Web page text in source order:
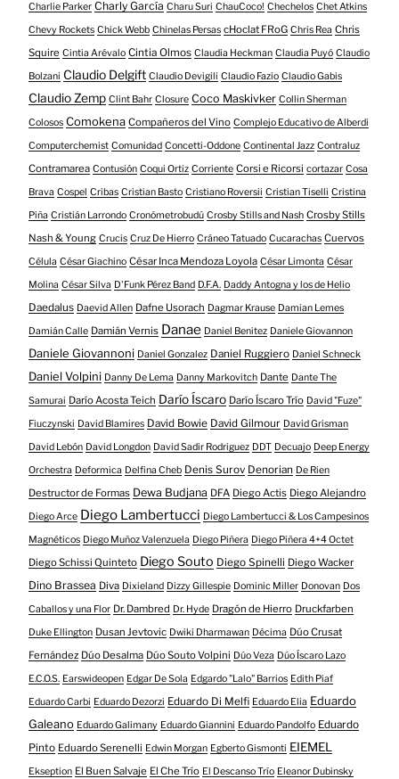
Charlie Parker Charly García Charu Suri ChauCoco! Chechelos Chet Atkins
Chevy Rockets Chick Webb Chinelas Persas cHoclat FRoG Chris Rea Chris
Squire Cintia Arévalo Cintia Olmos Claudia Heckman Claudia Puyó Claudio
Bolzani Claudio Delgift Claudio Devigili Claudio Fazio Claudio Gabis
Claudio Zemp Clint Bahr Closure Coco Maskivker Collin Sherman
Colosos Comokena Compañeros del Vino Complejo Educativo de Alberdi
Computerchemist Comunidad Concetti-Oddone Continental Jazz Contraluz
Contramarea Contusión Coqui Ortiz Corriente Corsi e Ricorsi cortazar Cosa
Brava Cospel Cribas Cristian Basto Cristiano Roversii Cristian Tiselli Cristina
Piña Cristián Larrondo Cronómetrobudú Crosby Stills and Nash Crosby Stills
Nash & Young Crucis Cruz De Hierro Cráneo Tatuado Cucarachas Cuervos
Célula César Giachino César Inca Mendoza Loyola César Limonta César
Molina César Silva D'Funk Pérez Band D.F.A. Daddy Antogna y los de Helio
Daedalus Daevid Allen Dafne Usorach Dagmar Krause Damian Lemes
Damián Calle Damián Vernis Danae Daniel Benitez Daniele Giovannon
Daniele Giovannoni Daniel Gonzalez Daniel Ruggiero Daniel Schneck
Daniel Volpini Danny De Lema Danny Markovitch Dante Dante The
Samurai Darío Acosta Teich Darío Íscaro Darío Íscaro Trío David "Fuze"
Fiuczynski David Blamires David Bowie David Gilmour David Grisman
David Lebón David Longdon David Sadir Rodriguez DDT Decuajo Deep Energy
Orchestra Deformica Delfina Cheb Denis Surov Denorian De Rien
Destructor de Formas Dewa Budjana DFA Diego Actis Diego Alejandro
Diego Arce Diego Lambertucci Diego Lambertucci & Los Campesinos
Magnéticos Diego Muñoz Valenzuela Diego Piñera Diego Piñera 4+4 Octet
Diego Schissi Quinteto Diego Souto Diego Spinelli Diego Wacker
Dino Brassea Diva Dixieland Dizzy Gillespie Dominic Miller Donovan Dos
Caballos y una Flor Dr. Dambred Dr. Hyde Dragón de Hierro Druckfarben
Duke Ellington Dusan Jevtovic Dwiki Dharmawan Décima Dúo Crusat
Fernández Dúo Desalma Dúo Souto Volpini Dúo Veza Dúo Íscaro Lazo
E.C.O.S. Earswideopen Edgar De Sola Edgardo "Lalo" Barrios Edith Piaf
Eduardo Carbi Eduardo Dezorzi Eduardo Di Melfi Eduardo Elia Eduardo
Galeano Eduardo Galimany Eduardo Giannini Eduardo Pandolfo Eduardo
Pinto Eduardo Serenelli Edwin Morgan Egberto Gismonti EIEMEL
Ekseption El Buen Salvaje El Che Trío El Descanso Trío Eleanor Dubinsky